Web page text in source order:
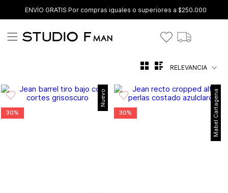
ENVÍO GRATIS Por compras iguales o superiores a $250.000
RELEVANCIA
Nuevo
30% Mabel Cartagena
30%